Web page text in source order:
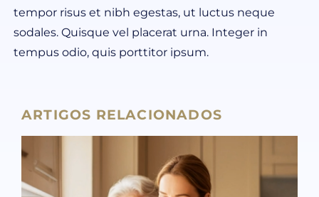
tempor risus et nibh egestas, ut luctus neque
sodales. Quisque vel placerat urna. Integer in
tempus odio, quis porttitor ipsum.
ARTIGOS RELACIONADOS